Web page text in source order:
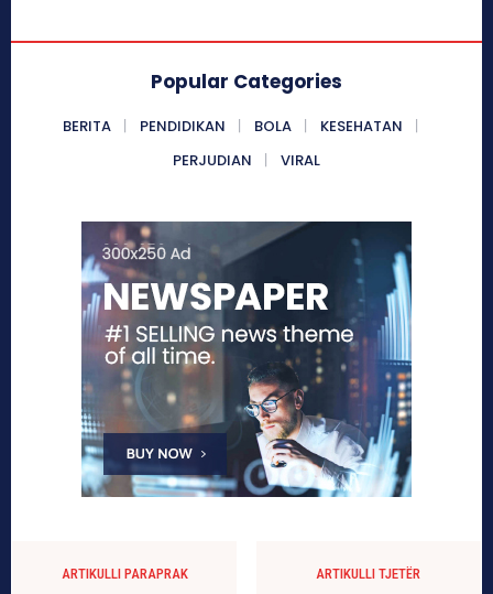
Popular Categories
BERITA PENDIDIKAN BOLA
KESEHATAN
PERJUDIAN
VIRAL
ARTIKULLI PARAPRAK ARTIKULLI TJETËR